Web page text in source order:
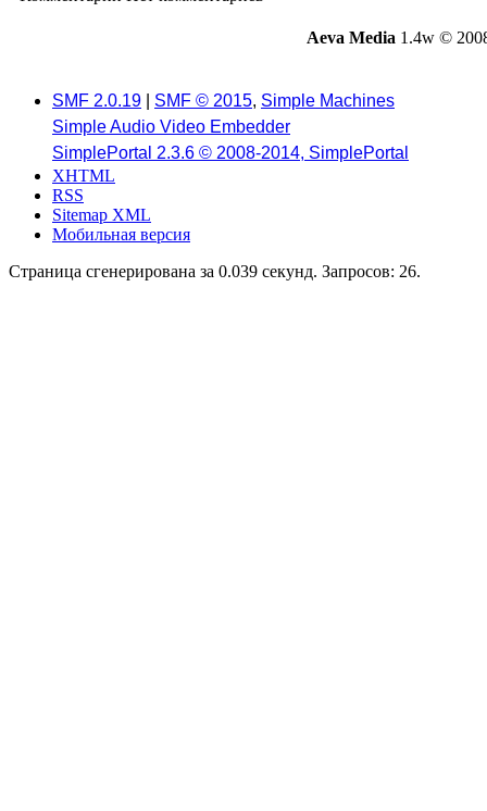
Aeva Media 1.4w ©
SMF 2.0.19 SMF © 2015, Simple Machines
Simple Audio Video Embedder
SimplePortal 2.3.6 © 2008-2014, SimplePortal
XHTML
RSS
Sitemap XML
Мобильная версия
Страница сгенерирована за 0.039 секунд. Запросов: 26.